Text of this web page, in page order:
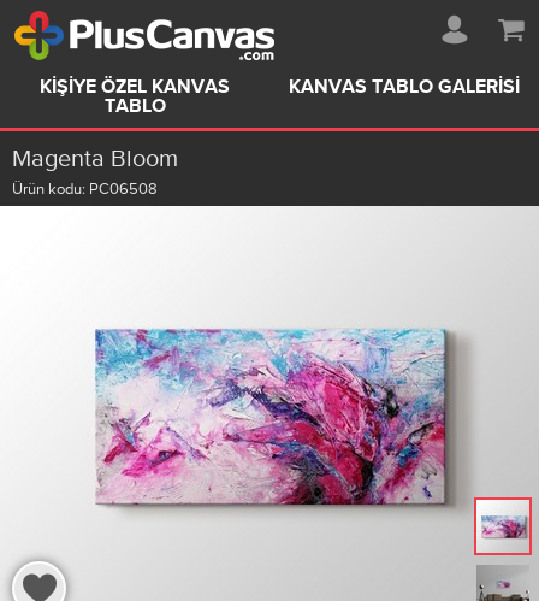
KIŞIYE ÖZEL KANVAS
TABLO
KANVAS TABLO GALERISI
Magenta Bloom
Ürün kodu: PC06508